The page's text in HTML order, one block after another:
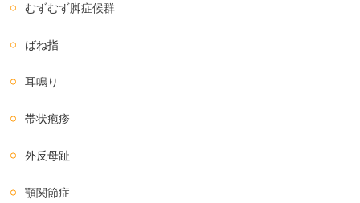
むずむず脚症候群
ばね指
耳鳴り
帯状疱疹
外反母趾
顎関節症